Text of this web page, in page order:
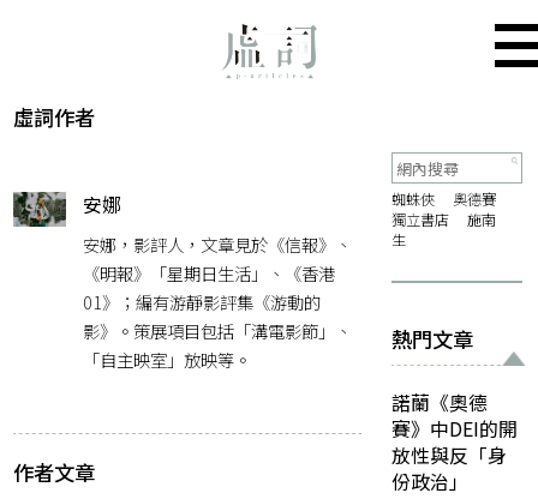
虛詞作者
安娜
安娜，影評人，文章見於《信報》、
《明報》「星期日生活」、《香港
01》；編有游靜影評集《游動的
影》。策展項目包括「溝電影節」、
「自主映室」放映等。
作者文章
蜘蛛俠
奧德賽
獨立書店
施南
生
熱門文章
諾蘭《奧德
賽》中DEI的開
放性與反「身
份政治」